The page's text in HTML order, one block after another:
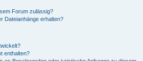
Forum zulässig?
Dateianhänge erhalten?
enthalten?